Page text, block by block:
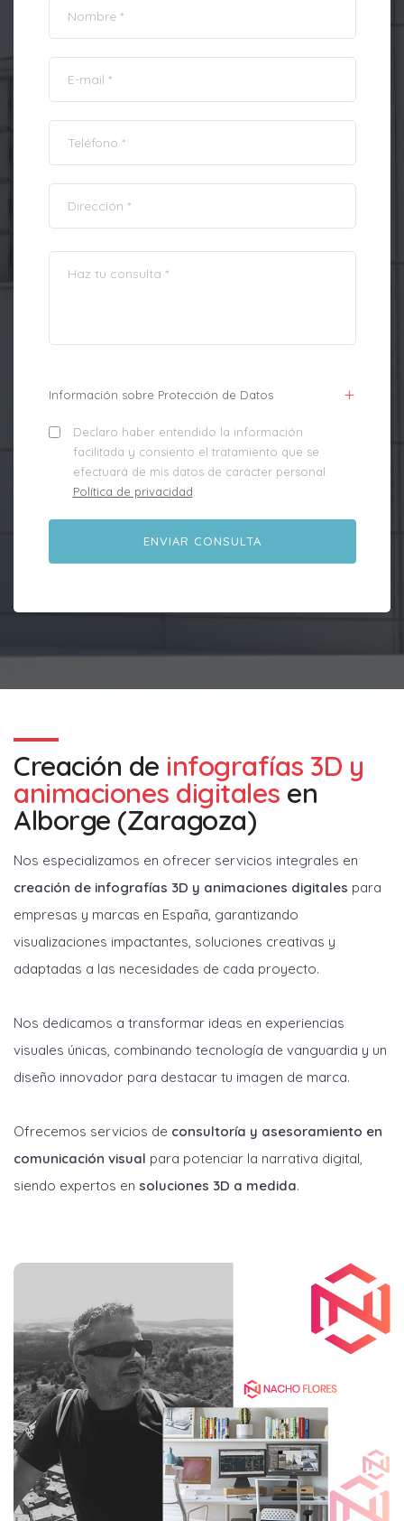
Información sobre Protección de Datos
Declaro haber entendido la información
facilitada y consiento el tratamiento que se
efectuará de mis datos de carácter personal.
Política de privacidad.
Creación de infografías 3D y
animaciones digitales en
Alborge (Zaragoza)
Nos especializamos en ofrecer servicios integrales en
creación de infografías 3D y animaciones digitales para
empresas y marcas en España, garantizando
visualizaciones impactantes, soluciones creativas y
adaptadas a las necesidades de cada proyecto.
Nos dedicamos a transformar ideas en experiencias
visuales únicas, combinando tecnología de vanguardia y un
diseño innovador para destacar tu imagen de marca.
Ofrecemos servicios de consultoría y asesoramiento en
comunicación visual para potenciar la narrativa digital,
siendo expertos en soluciones 3D a medida.